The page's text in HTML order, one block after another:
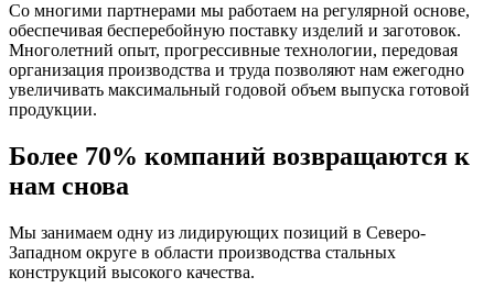
Со многими партнерами мы работаем на регулярной основе,
обеспечивая бесперебойную поставку изделий и заготовок.
Многолетний опыт, прогрессивные технологии, передовая
организация производства и труда позволяют нам ежегодно
увеличивать максимальный годовой объем выпуска готовой
продукции.
Более 70% компаний возвращаются к
нам снова
Мы занимаем одну из лидирующих позиций в Северо-
Западном округе в области производства стальных
конструкций высокого качества.